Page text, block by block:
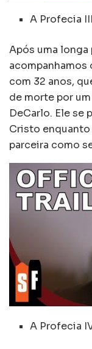
A Profecia
Após uma longa
acompanhamos
com 32 anos,
de morte por
DeCarlo. Ele se
Cristo enquanto
parceira como
A Profecia